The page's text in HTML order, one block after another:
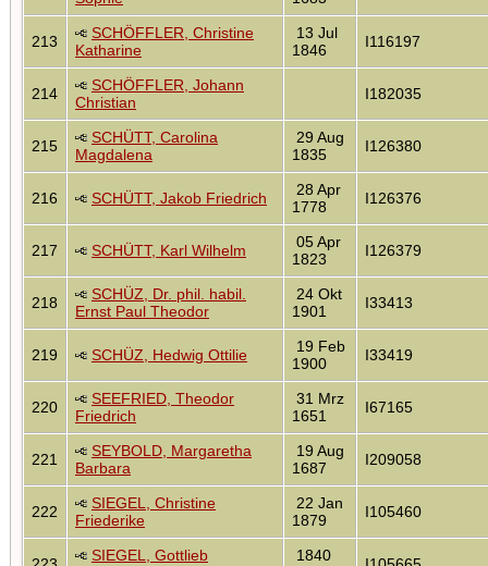
213
SCHÖFFLER, Christine
Katharine
13 Jul
1846
I116197
214
SCHÖFFLER, Johann
Christian
I182035
215
SCHÜTT, Carolina
Magdalena
29 Aug
1835
I126380
216 SCHÜTT, Jakob Friedrich
28 Apr
1778
I126376
217 SCHÜTT, Karl Wilhelm
05 Apr
1823
I126379
218
SCHÜZ, Dr. phil. habil.
Ernst Paul Theodor
24 Okt
1901
I33413
219 SCHÜZ, Hedwig Ottilie
19 Feb
1900
I33419
220
SEEFRIED, Theodor
Friedrich
31 Mrz
1651
I67165
221
SEYBOLD, Margaretha
Barbara
19 Aug
1687
I209058
222
SIEGEL, Christine
Friederike
22 Jan
1879
I105460
SIEGEL, Gottlieb
1840